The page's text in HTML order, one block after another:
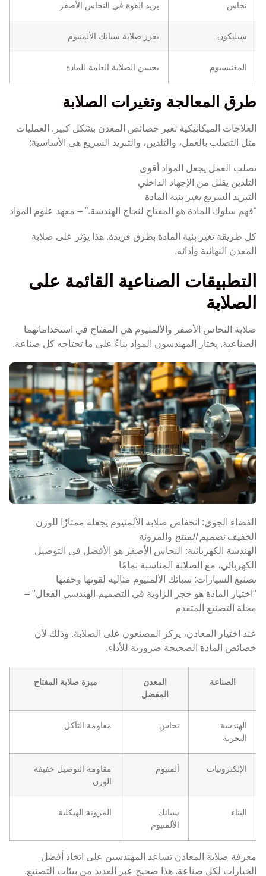
نحاس يزيد القوة في النحاس الأصفر
سيليكون يعزز صلابة سبائك الألمنيوم
المغنيسيوم يحسن الصلابة العامة للمادة
طرق المعالجة وتغيرات الصلابة
العلاجات الميكانيكية تغير خصائص المعدن بشكل كبير. العمليات
مثل التصلب بالعمل، والتلدين، والتبريد السريع هي الأساسية:
تصلب العمل يجعل المواد أقوى
التلدين يقلل من الإجهاد الداخلي
التبريد السريع يغير بنية المادة
“فهم سلوك المادة هو المفتاح لنجاح الهندسة.” – معهد علوم المواد
كل طريقة تغير بنية المادة بطرق فريدة. هذا يؤثر على صلابة
المعدن النهائية وأدائه.
التطبيقات الصناعية القائمة على
الصلابة
صلابة النحاس الأصفر والألمنيوم هي المفتاح في استخداماتهما
الصناعية. يختار المهندسون المواد بناءً على ما تحتاجه كل صناعة.
الفضاء الجوي: انخفاض صلابة الألمنيوم يجعله ممتازًا للوزن
الخفيفتصميم المنتجوالمرونة
الهندسة الكهربائية: النحاس الأصفر هو الأفضل في التوصيل
الكهربائي، مع الصلابة المناسبة تمامًا
تصنيع السيارات: سبائك الألمنيوم مثالية لقوتها وخفتها
"اختيار المادة هو حجر الزاوية في التصميم الهندسي الفعال" –
مجلة التصنيع المتقدم
عند اختيار المعادن، يركز المصنعون على الصلابة. وذلك لأن
خصائص المادة الصحيحة ضرورية للأداء.
الصناعة
المعدن
المفضل
ميزة صلابة المفتاح
الهندسة
البحرية
نحاس مقاومة التآكل
الإلكترونيات ألمنيوم
مقاومة التوصيل خفيفة
الوزن
البناء
سبائك
الألمنيوم
المرونة الهيكلية
معرفة صلابة المعادن تساعد المهندسين على اتخاذ أفضل
الخيارات لكل صناعة. هذا صحيح عبر العديد من بيئات التصنيع.